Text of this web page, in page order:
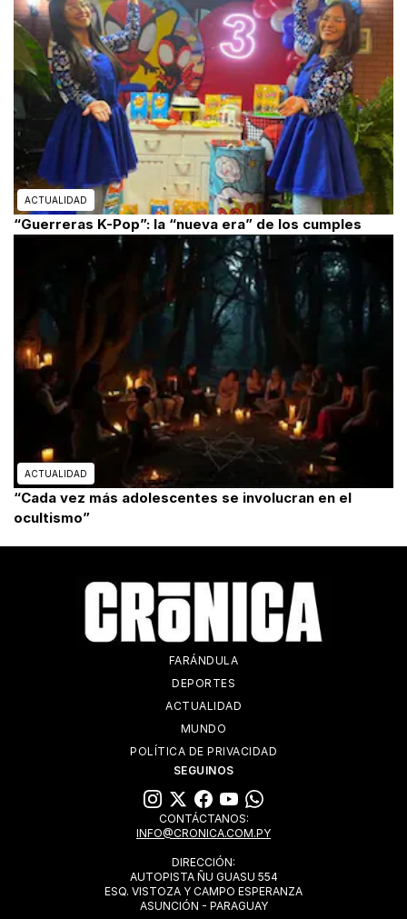
ACTUALIDAD
“Guerreras K-Pop”: la “nueva era” de los cumples
ACTUALIDAD
“Cada vez más adolescentes se involucran en el
ocultismo”
FARÁNDULA
DEPORTES
ACTUALIDAD
MUNDO
POLÍTICA DE PRIVACIDAD
SEGUINOS
CONTÁCTANOS:
INFO@CRONICA.COM.PY
DIRECCIÓN:
AUTOPISTA ÑU GUASU 554
ESQ. VISTOZA Y CAMPO ESPERANZA
ASUNCIÓN - PARAGUAY